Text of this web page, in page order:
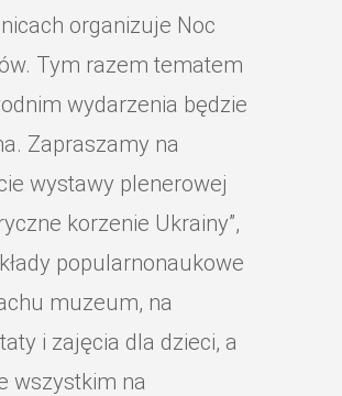
organizuje Noc
Tym razem tematem
wydarzenia będzie
Zapraszamy na
wystawy plenerowej
korzenie Ukrainy”,
popularnonaukowe
muzeum, na
i zajęcia dla dzieci, a
wszystkim na